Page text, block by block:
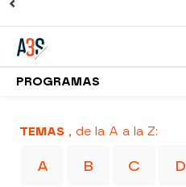
PROGRAMAS
TEMAS , de la A a la Z:
A B C D